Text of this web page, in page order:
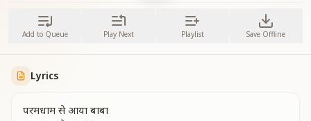
Add to Queue Play Next Playlist Save Offline
Lyrics
परमधाम से आया बाबा